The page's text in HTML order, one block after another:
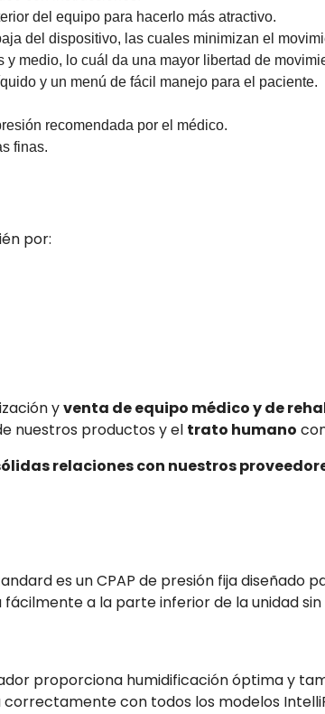
del equipo para hacerlo más atractivo.
del dispositivo, las cuales minimizan el
medio, lo cuál da una mayor libertad de
y un menú de fácil manejo para el paciente.
recomendada por el médico.
finas.
por:
yventa de equipo médico y de
nuestros productos y el trato humano
relaciones con nuestros
es un CPAP de presión fija diseñado
a la parte inferior de la unidad
proporciona humidificación óptima y
con todos los modelos